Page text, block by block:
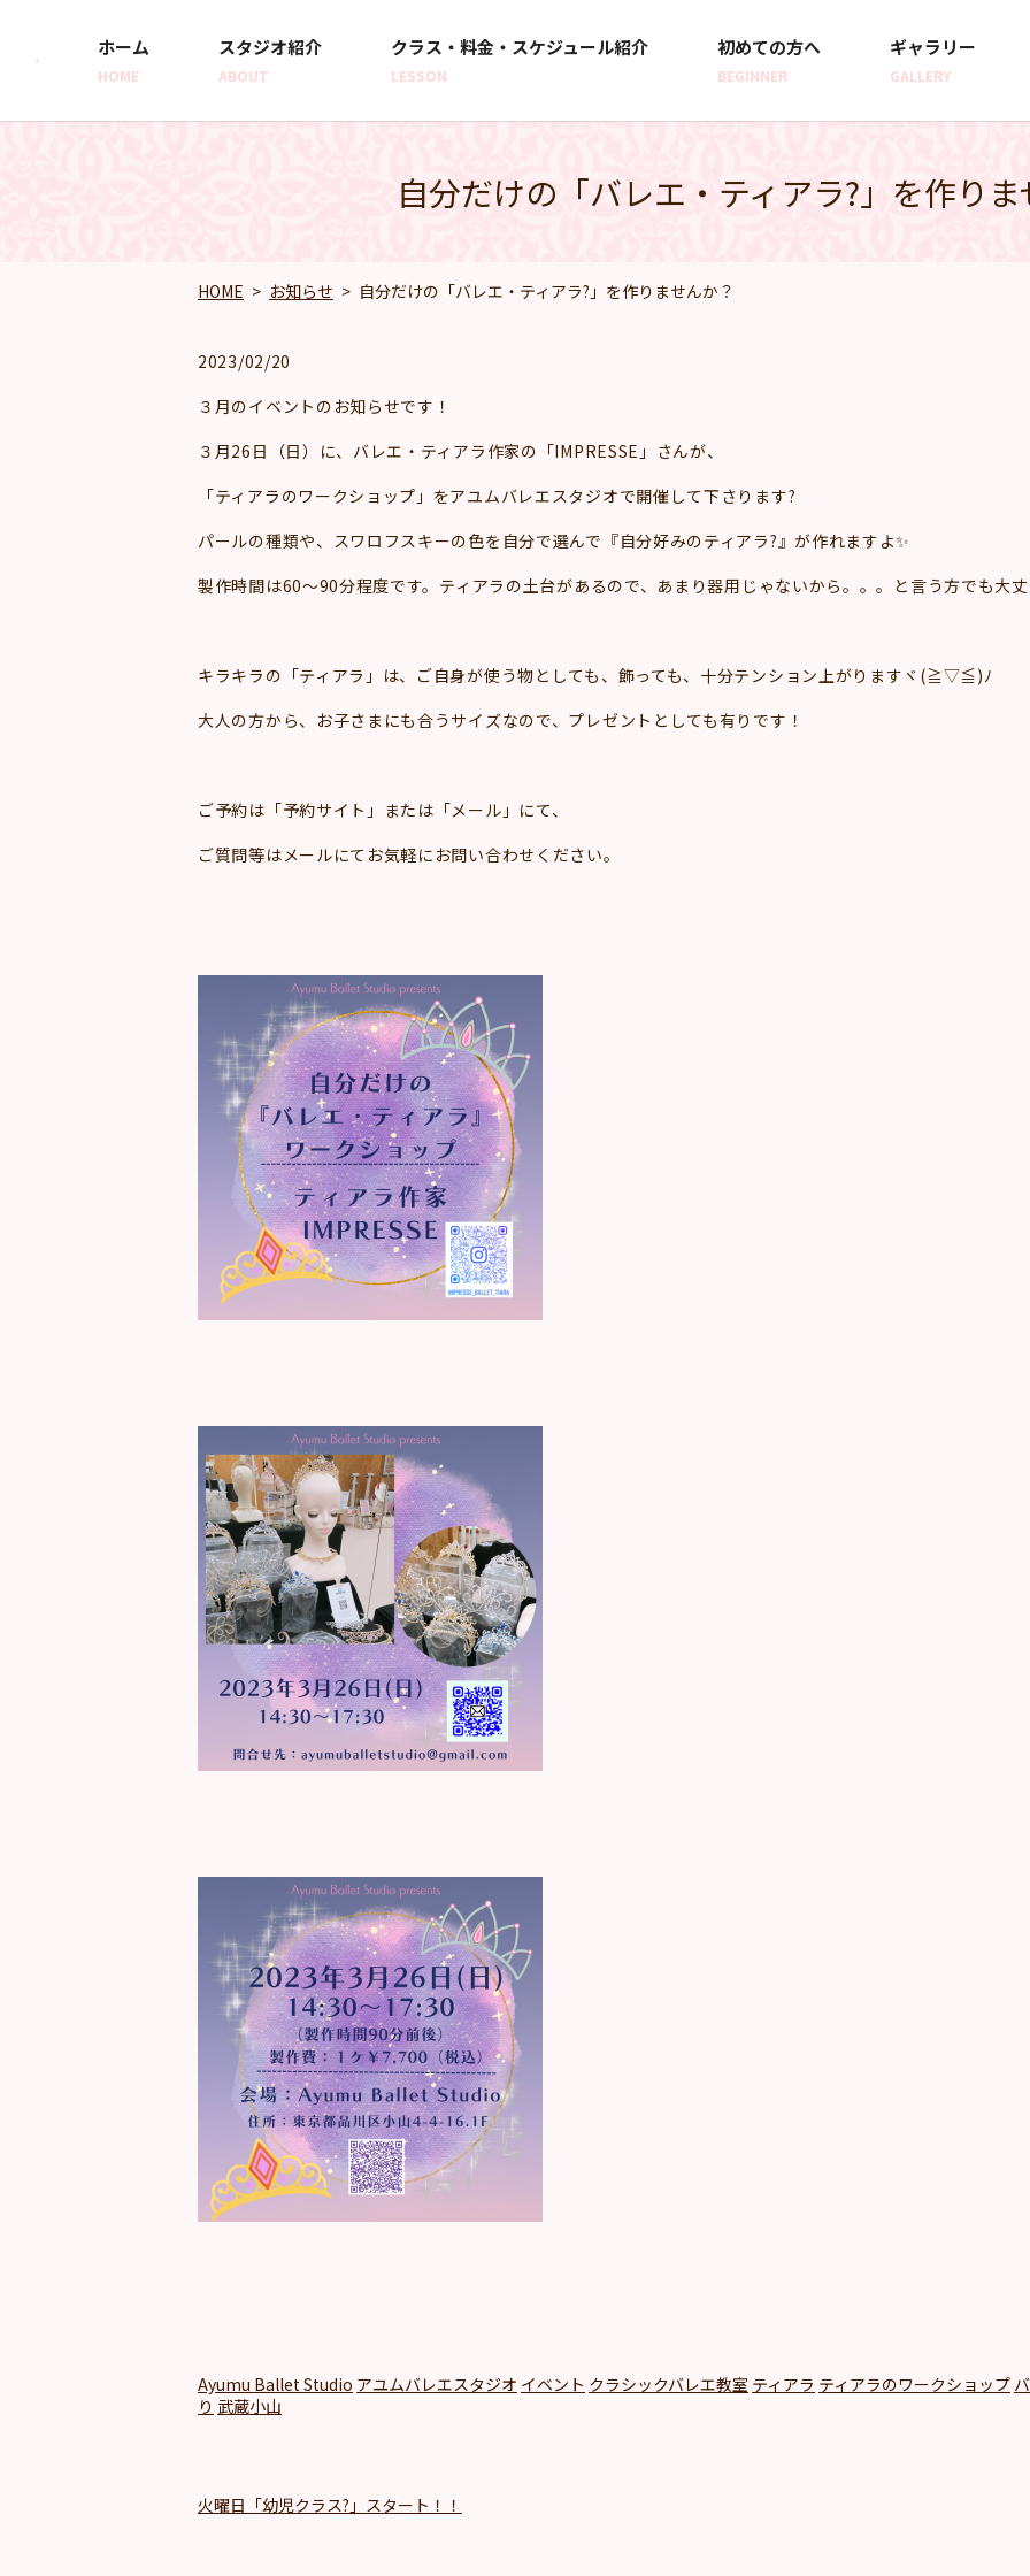
ホーム
HOME
スタジオ紹介
ABOUT
クラス・料金・スケジュール紹介
LESSON
初めての方へ
BEGINNER
ギャラリー
GALLERY
自分だけの「バレエ・ティアラ?」を作り
HOME お知らせ 自分だけの「バレエ・ティアラ?」を作りませんか？
2023/02/20
３月のイベントのお知らせです！
３月26日（日）に、バレエ・ティアラ作家の「IMPRESSE」さんが、
「ティアラのワークショップ」をアユムバレエスタジオで開催して下さります?
パールの種類や、スワロフスキーの色を自分で選んで『自分好みのティアラ?』が作れますよ✨
製作時間は60～90分程度です。ティアラの土台があるので、あまり器用じゃないから。。。と言う方でも大
キラキラの「ティアラ」は、ご自身が使う物としても、飾っても、十分テンション上がりますヾ(≧▽≦)ﾉ
大人の方から、お子さまにも合うサイズなので、プレゼントとしても有りです！
ご予約は「予約サイト」または「メール」にて、
ご質問等はメールにてお気軽にお問い合わせください。
Ayumu Ballet Studio アユムバレエスタジオ イベント クラシックバレエ教室 ティアラ ティアラのワークショップ
り 武蔵小山
火曜日「幼児クラス?」スタート！！